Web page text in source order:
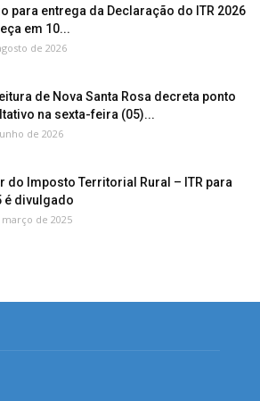
para entrega da Declaração do ITR 2026
em 10...
de 2026
de Nova Santa Rosa decreta ponto
na sexta-feira (05)...
de 2026
do Imposto Territorial Rural – ITR para
é divulgado
de 2025